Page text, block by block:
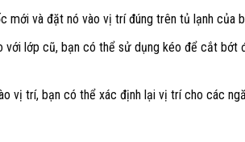
mới và đặt nó vào vị trí đúng trên tủ lạnh của
lớp cũ, bạn có thể sử dụng kéo để cắt bớt
vị trí, bạn có thể xác định lại vị trí cho các